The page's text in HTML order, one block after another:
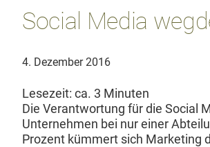
PR-
Social Media
4. Dezember 2016
Lesezeit: ca. 3 Minuten
Die Ver­ant­wor­tung für die Social
Unternehmen bei nur ein­er
Prozent küm­mert sich Mar­ket­ing